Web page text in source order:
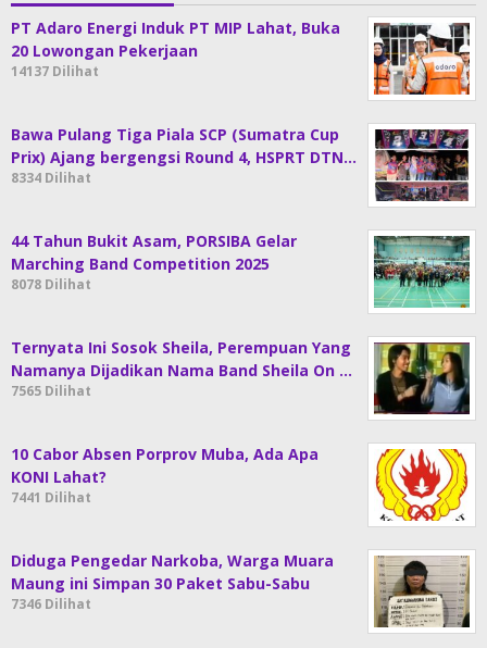
PT Adaro Energi Induk PT MIP Lahat, Buka
20 Lowongan Pekerjaan
14137 Dilihat
Bawa Pulang Tiga Piala SCP (Sumatra Cup
Prix) Ajang bergengsi Round 4, HSPRT DTN…
8334 Dilihat
44 Tahun Bukit Asam, PORSIBA Gelar
Marching Band Competition 2025
8078 Dilihat
Ternyata Ini Sosok Sheila, Perempuan Yang
Namanya Dijadikan Nama Band Sheila On …
7565 Dilihat
10 Cabor Absen Porprov Muba, Ada Apa
KONI Lahat?
7441 Dilihat
Diduga Pengedar Narkoba, Warga Muara
Maung ini Simpan 30 Paket Sabu-Sabu
7346 Dilihat